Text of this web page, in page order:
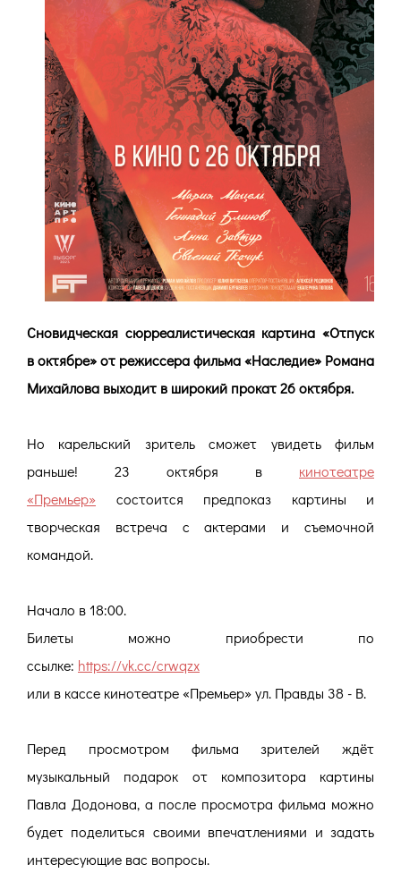
Сновидческая сюрреалистическая картина «Отпуск
в октябре» от режиссера фильма «Наследие» Романа
Михайлова выходит в широкий прокат 26 октября.
Но карельский зритель сможет увидеть фильм
раньше! 23 октября в кинотеатре
«Премьер» состоится предпоказ картины и
творческая встреча с актерами и съемочной
командой.
Начало в 18:00.
Билеты можно приобрести по
ссылке: https://vk.cc/crwqzx
или в кассе кинотеатре «Премьер» ул. Правды 38 - В.
Перед просмотром фильма зрителей ждёт
музыкальный подарок от композитора картины
Павла Додонова, а после просмотра фильма можно
будет поделиться своими впечатлениями и задать
интересующие вас вопросы.